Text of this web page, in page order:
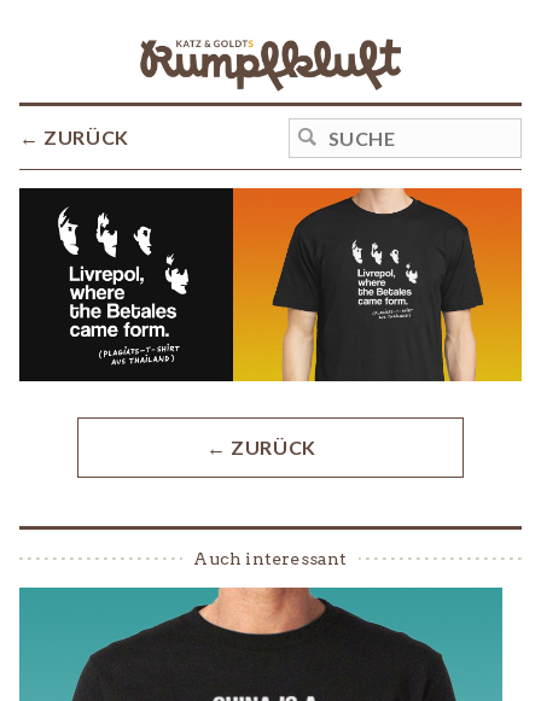
← ZURÜCK
← ZURÜCK
Auch interessant